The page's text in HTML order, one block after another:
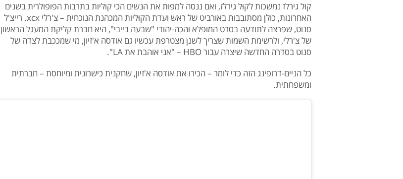
קוּל גירלז נמשכות לקוּל גירלז, ואם ננסה למפות את הנשים הכי קוליות בתרבות הפופולרית בשנים
האחרונות, כולן מסתובבות באורביט של ראש ועדת הקוּליות המכהנת הנוכחית – צ'רלי xcx. רייצ'ל
סנוט, שפרצה לתודעה בסרט המופלא והכה-יהודי "שבעה בייבי", היא חברת קליקת המעגל הראשון
של צ'רלי, ולרשימת השמות שצריך לשנן מצטרפת עכשיו גם אודסה א'זיון, מי שמככבת לצדה של
סנוט בסדרה החדשה שיצרה עבור HBO – "אני אוהבת את LA".
כל הניים-דרופינג הזה כדי לומר – הכירו את אודסה א'זיון, שחקנית כישרונית ומיוחסת – חברתית
ומשפחתית.